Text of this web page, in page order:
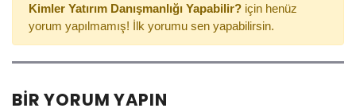
Kimler Yatırım Danışmanlığı Yapabilir? için henüz
yorum yapılmamış! İlk yorumu sen yapabilirsin.
BIR YORUM YAPIN